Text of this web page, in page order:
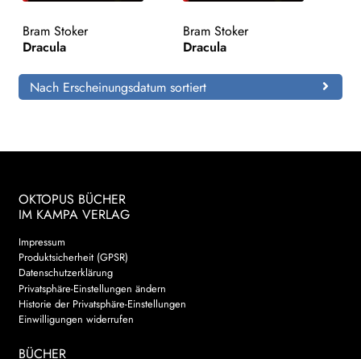
Bram Stoker
Dracula
Bram Stoker
Dracula
Nach Erscheinungsdatum sortiert
OKTOPUS BÜCHER
IM KAMPA VERLAG
Impressum
Produktsicherheit (GPSR)
Datenschutzerklärung
Privatsphäre-Einstellungen ändern
Historie der Privatsphäre-Einstellungen
Einwilligungen widerrufen
BÜCHER